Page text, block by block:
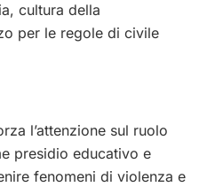
cultura della
per le regole di civile
l’attenzione sul ruolo
presidio educativo e
fenomeni di violenza e